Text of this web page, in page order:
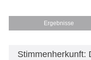
Ergebnisse
Stimmenherkunft: